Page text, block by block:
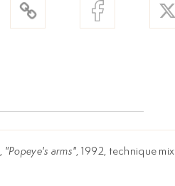
, "Popeye's arms", 1992, technique